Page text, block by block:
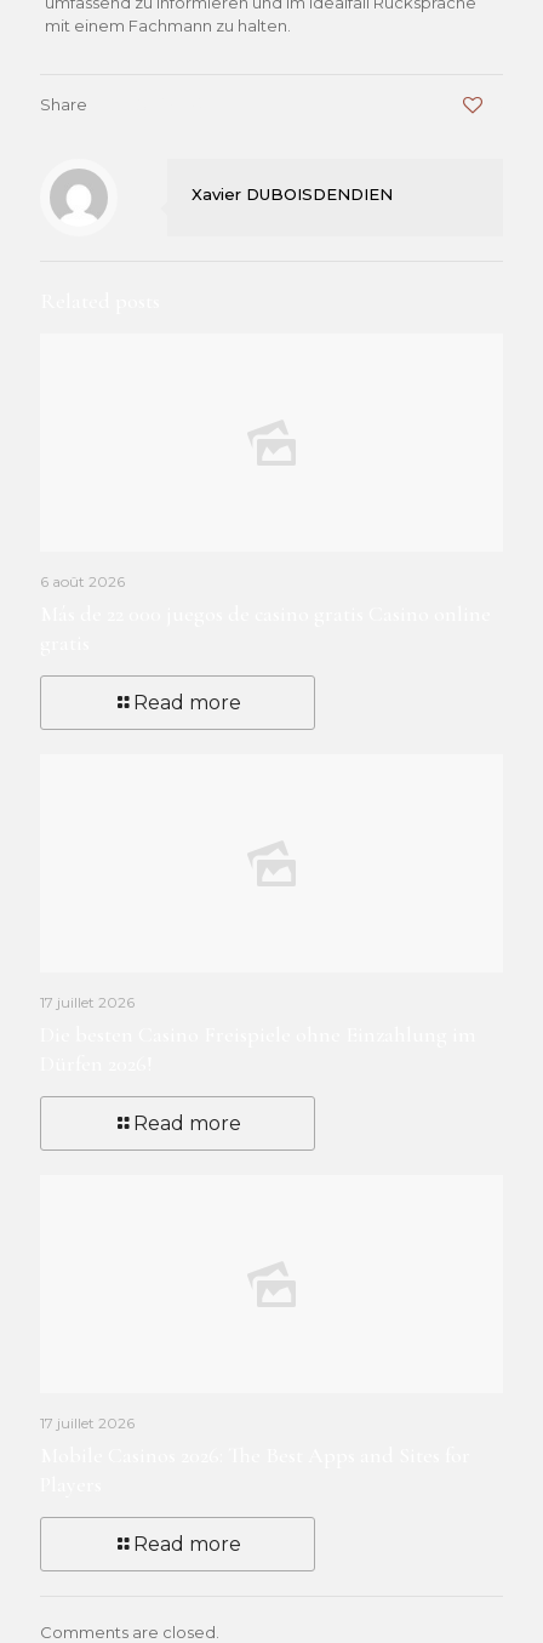
mit einem Fachmann zu halten.
Share
Xavier DUBOISDENDIEN
6 août 2026
Read more
17 juillet 2026
Read more
17 juillet 2026
Read more
Comments are closed.